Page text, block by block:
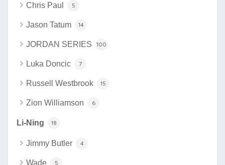
Chris Paul 5
Jason Tatum 14
JORDAN SERIES 100
Luka Doncic 7
Russell Westbrook 15
Zion Williamson 6
Li-Ning 18
Jimmy Butler 4
Wade 5